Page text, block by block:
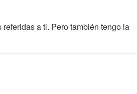
a ti. Pero también tengo la